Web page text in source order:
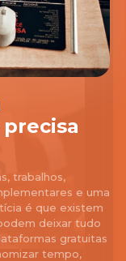
trabalhos,
e uma
é que existem
deixar tudo
gratuitas
tempo,